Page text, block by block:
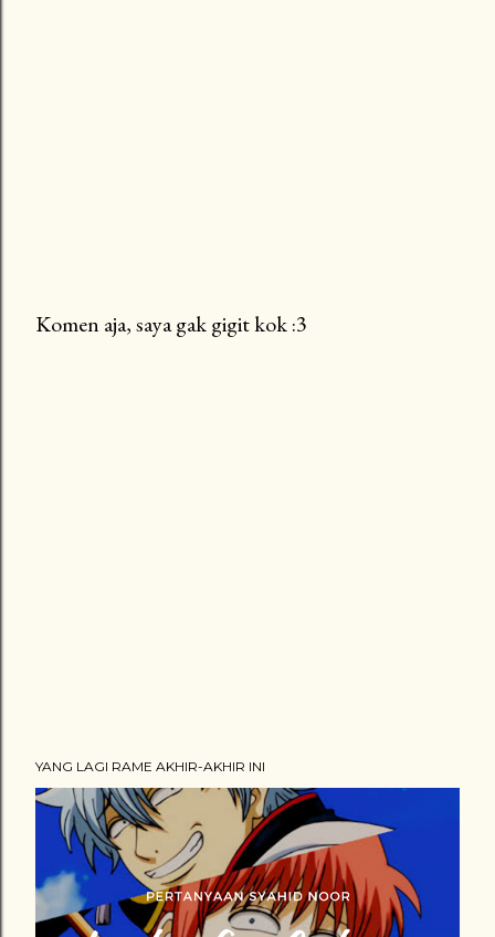
Komen aja, saya gak gigit kok :3
YANG LAGI RAME AKHIR-AKHIR INI